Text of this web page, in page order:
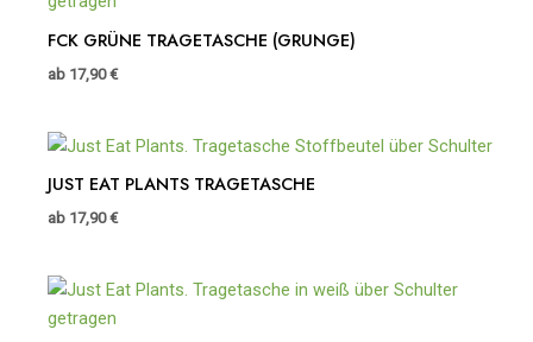
FCK GRÜNE TRAGETASCHE (GRUNGE)
ab 17,90€
JUST EAT PLANTS TRAGETASCHE
ab 17,90€